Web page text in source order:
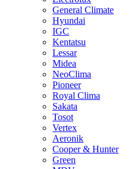
General Climate
Hyundai
IGC
Kentatsu
Lessar
Midea
NeoClima
Pioneer
Royal Clima
Sakata
Tosot
Vertex
Aeronik
Cooper & Hunter
Green